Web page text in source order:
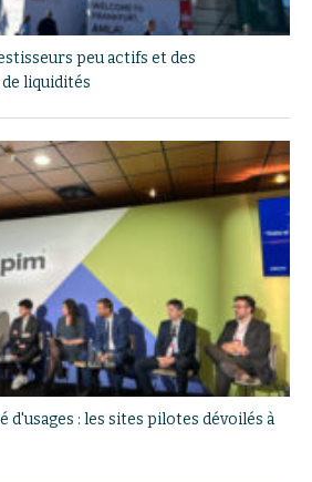
peu actifs et des
liquidités
: les sites pilotes dévoilés à